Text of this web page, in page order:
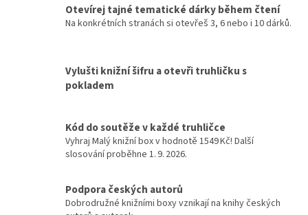
Otevírej tajné tematické dárky během čtení
Na konkrétních stranách si otevřeš 3, 6 nebo i 10 dárků.
Vylušti knižní šifru a otevři truhličku s
pokladem
Kód do soutěže v každé truhličce
Vyhraj Malý knižní box v hodnotě 1549 Kč! Další
slosování proběhne 1. 9. 2026.
Podpora českých autorů
Dobrodružné knižními boxy vznikají na knihy českých